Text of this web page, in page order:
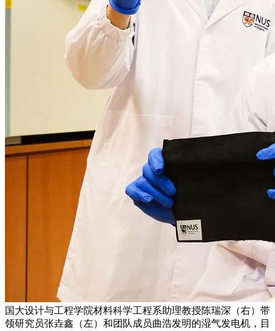
国大设计与工程学院材料科学工程系助理教授陈瑞深（右）带
领研究员张垚鑫（左）和团队成员曲浩发明的湿气发电机，目